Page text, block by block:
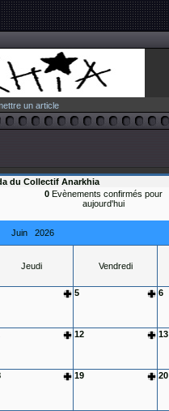
un article
du Collectif Anarkhia
0 Evènements confirmés pour
aujourd'hui
Juin 2026
Jeudi Vendredi
5 6
12 13
19 20